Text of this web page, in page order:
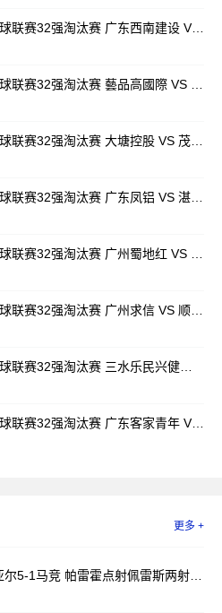
08月04日 佛山西甲足球联赛32强淘汰赛 广东西南建设 VS 香港圣徒 全场录像
08月03日 佛山西甲足球联赛32强淘汰赛 广东客家青年 VS 广州英华思力U17 全场录像
更多 +